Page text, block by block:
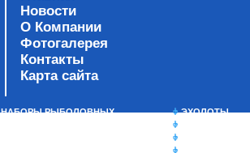
Новости
О Компании
Фотогалерея
Контакты
Карта сайта
НАБОРЫ РЫБОЛОВНЫХ
ЭХОЛОТЫ